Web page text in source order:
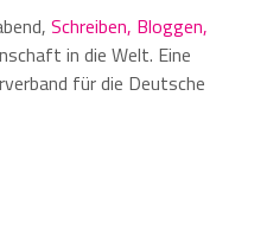
Schreiben, Bloggen,
in die Welt. Eine
für die Deutsche